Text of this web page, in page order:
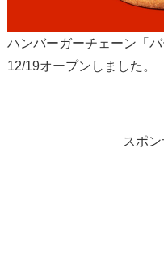
ハンバーガーチェーン「
12/19オープンしました。
スポ